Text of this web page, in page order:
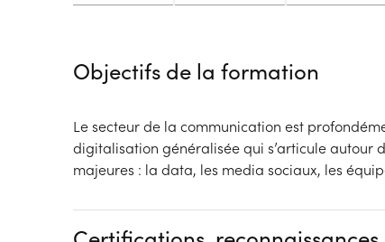
Durée en centre :1200h
Rythme :
Temps plein
Type de parcours :Parcours individualisé
Dispositif
Objectifs de la formation
Le secteur de la communication est
digitalisation généralisée qui s’articule autour
majeures : la data, les media sociaux, les